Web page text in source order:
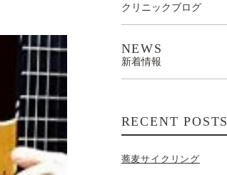
クリニックブログ
NEWS
新着情報
RECENT POSTS
蕎麦サイクリング